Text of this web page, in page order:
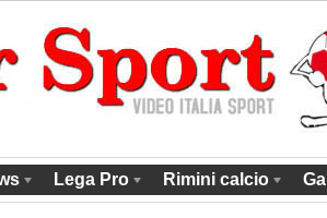
Lega Pro Rimini calcio